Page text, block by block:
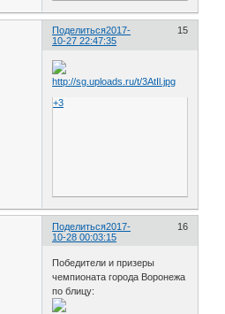
Поделиться 15
2017-
10-27 22:47:35
+3
Поделиться 16
2017-
10-28 00:03:15
Победители и призеры
чемпионата города Воронежа
по блицу: